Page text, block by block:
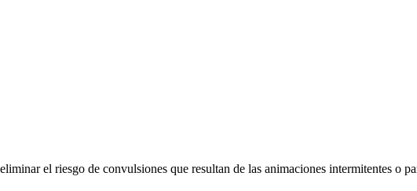
el riesgo de convulsiones que resultan de las animaciones intermitentes o